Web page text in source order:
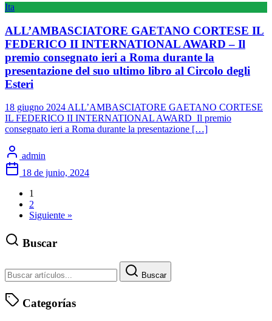
Ita
ALL’AMBASCIATORE GAETANO CORTESE IL
FEDERICO II INTERNATIONAL AWARD – Il
premio consegnato ieri a Roma durante la
presentazione del suo ultimo libro al Circolo degli
Esteri
18 giugno 2024 ALL’AMBASCIATORE GAETANO CORTESE
IL FEDERICO II INTERNATIONAL AWARD Il premio
consegnato ieri a Roma durante la presentazione […]
admin
18 de junio, 2024
1
2
Siguiente »
Buscar
Buscar
Categorías